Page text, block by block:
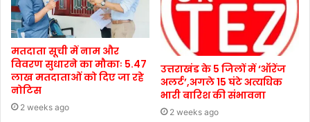
मतदाता सूची में नाम और
विवरण सुधारने का मौकाः 5.47
लाख मतदाताओं को दिए जा रहे
नोटिस
2 weeks ago
उत्तराखंड के 5 जिलों में ‘ऑरेंज
अलर्ट’,अगले 15 घंटे अत्यधिक
भारी बारिश की संभावना
2 weeks ago